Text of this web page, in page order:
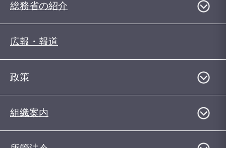
総務省の紹介
広報・報道
政策
組織案内